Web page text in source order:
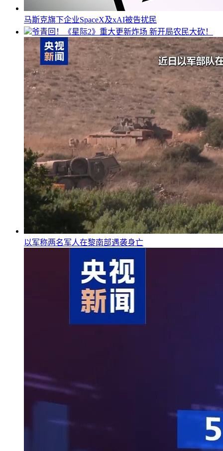
马斯克旗下企业SpaceX及xAI被告扰民
爷青回！《星际2》重大更新炸场 新开局农民大砍！
以军称两名军人在黎南部遇袭身亡